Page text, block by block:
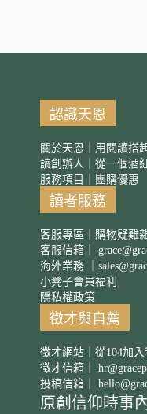
認識天恩
關於天恩｜用閱讀搭
讀創辦人｜從一個酒
服務項目｜團購優惠
讀者服務
客服專區｜購物疑難
客服信箱｜
海外業務 ｜
小凳子會員福利
隱私權政策
徵才與自薦
徵才網站｜從104加入
徵才信箱｜
投稿信箱｜
原創信仰時事